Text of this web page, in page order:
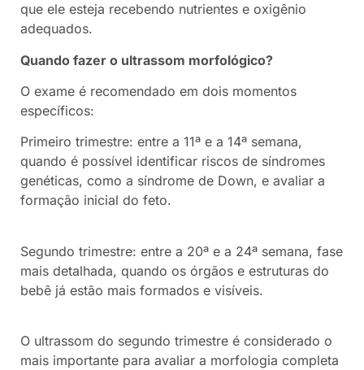
que ele esteja recebendo nutrientes e oxigênio
adequados.
Quando fazer o ultrassom morfológico?
O exame é recomendado em dois momentos
específicos:
Primeiro trimestre: entre a 11ª e a 14ª semana,
quando é possível identificar riscos de síndromes
genéticas, como a síndrome de Down, e avaliar a
formação inicial do feto.
Segundo trimestre: entre a 20ª e a 24ª semana, fase
mais detalhada, quando os órgãos e estruturas do
bebê já estão mais formados e visíveis.
O ultrassom do segundo trimestre é considerado o
mais importante para avaliar a morfologia completa